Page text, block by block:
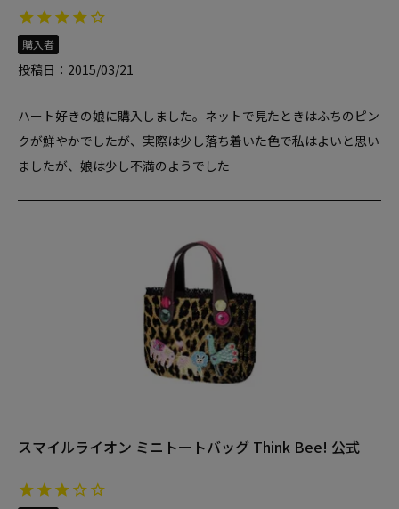
購入者
投稿日 2015/03/21
ハート好きの娘に購入しました。ネットで見たときはふちのピン
クが鮮やかでしたが、実際は少し落ち着いた色で私はよいと思い
ましたが、娘は少し不満のようでした
スマイルライオン ミニトートバッグ Think Bee! 公式